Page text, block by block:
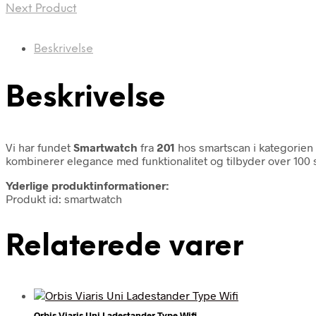
Next Product
Beskrivelse
Beskrivelse
Vi har fundet Smartwatch fra 201 hos smartscan i kategorien
kombinerer elegance med funktionalitet og tilbyder over
Yderlige produktinformationer:
Produkt id: smartwatch
Relaterede varer